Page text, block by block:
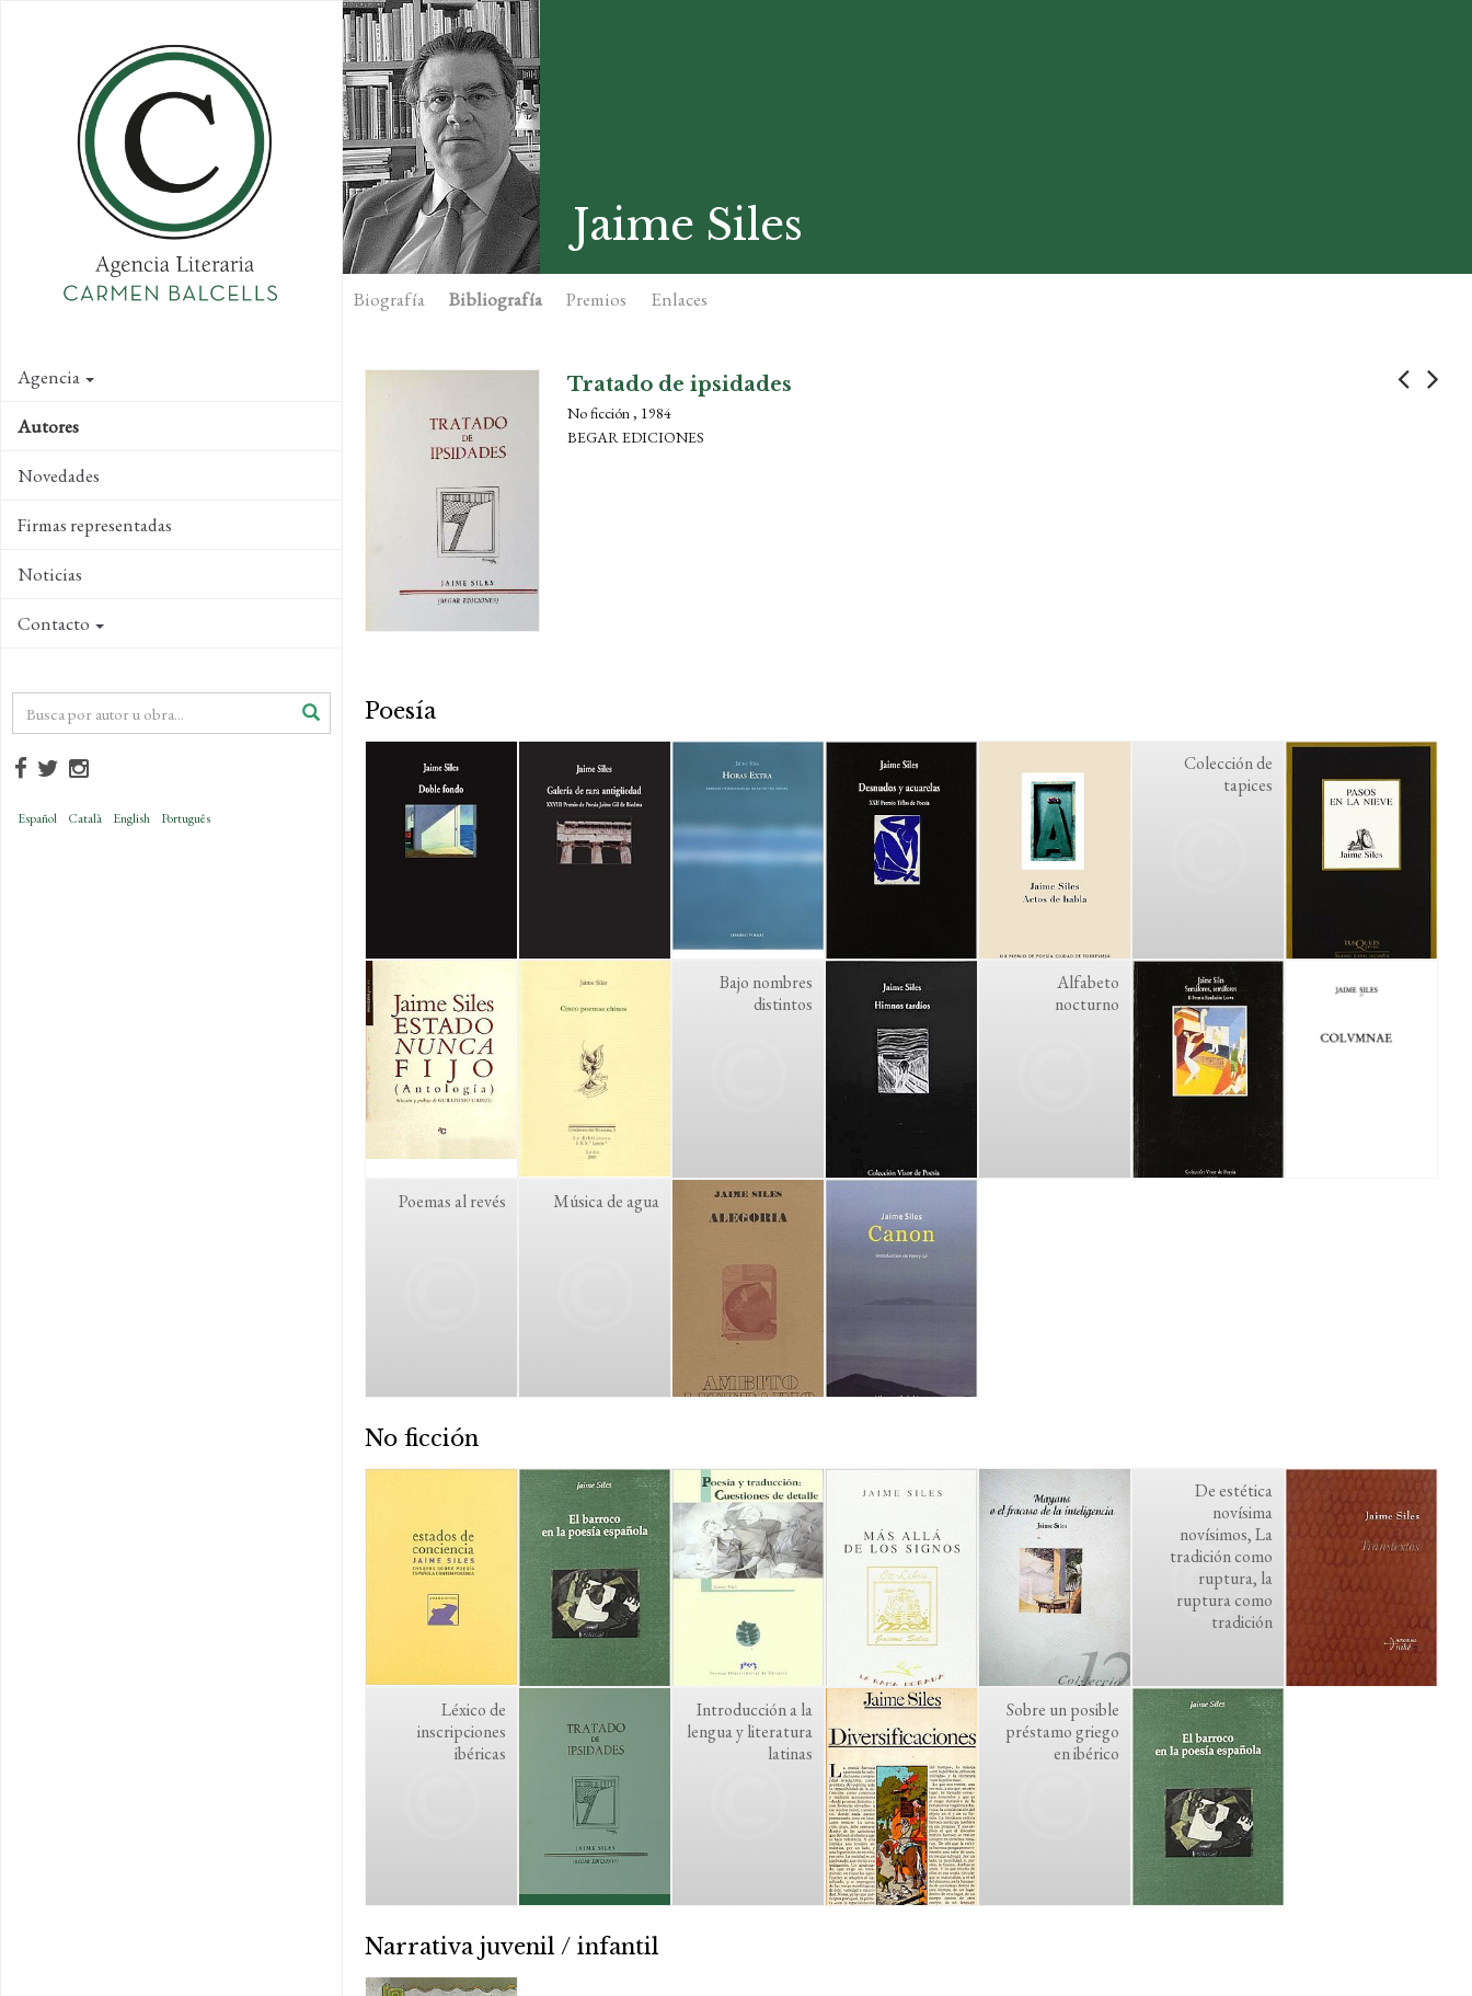
Agencia
Autores
Novedades
Firmas representadas
Noticias
Contacto
Español Català English Português
Jaime Siles
Biografía Bibliografía Premios Enlaces
Tratado de ipsidades
No ficción , 1984
BEGAR EDICIONES
Poesía
Colección de
tapices
Bajo nombres
distintos
Alfabeto
nocturno
Poemas al revés Música de agua
No ficción
De estética
novísima
novísimos, La
tradición como
ruptura, la
ruptura como
tradición
Léxico de
inscripciones
ibéricas
Introducción a la
lengua y literatura
latinas
Sobre un posible
préstamo griego
en ibérico
Narrativa juvenil / infantil